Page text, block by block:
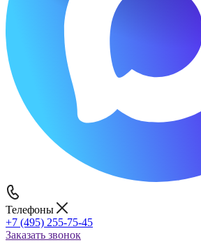
Телефоны
+7 (495) 255-75-45
Заказать звонок